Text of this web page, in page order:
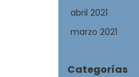
abril 2021
marzo 2021
Categorías